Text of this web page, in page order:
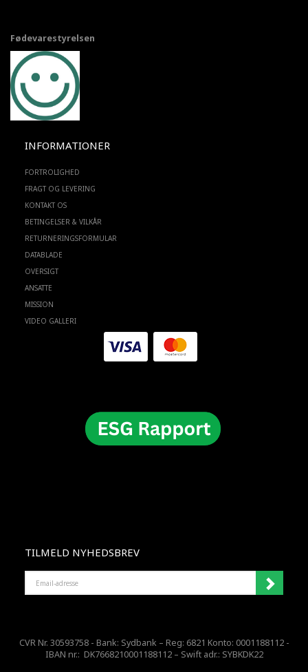
Fødevarestyrelsen
INFORMATIONER
FORTROLIGHED
FRAGT OG LEVERING
KONTAKT OS
BETINGELSER & VILKÅR
RETURNERINGSFORMULAR
DATABLADE
OVERSIGT
ANSATTE
MISSION
VIDEO GALLERI
TILMELD NYHEDSBREV
ADRESSE
CVR Nr. 30593758 - Bank: Sydbank – Reg: 6821 Konto: 0001188112 -
IBAN nr.: DK7668210001188112 – Swift adr.: SYBKDK22